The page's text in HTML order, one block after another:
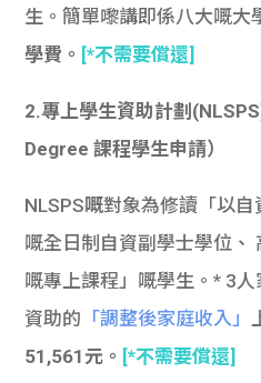
生。簡單嚟講即係八大嘅大
學費。 [*不需要償還]
2.專上學生資助計劃
Degree 課程學生申請）
NLSPS嘅對象為修讀「以
嘅全日制自資副學士學位、
嘅專上課程」嘅學生。* 3
資助的 「調整後家庭收入」
51,561元。 [*不需要償還]